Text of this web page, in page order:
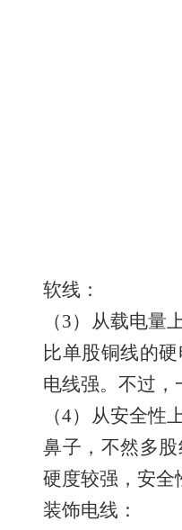
软线：
（3）从载电
比单股铜线的
电线强。不过
（4）从安全
鼻子，不然多
硬度较强，安全
装饰电线：